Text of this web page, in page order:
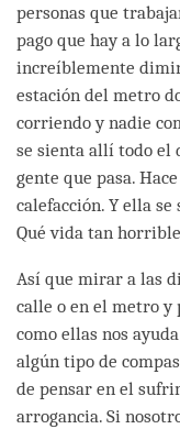
personas que
pago que hay a lo
increíblemente
estación del metro
corriendo y nadie
se sienta allí todo el
gente que pasa.
calefacción. Y ella
Qué vida tan
Así que mirar a las
calle o en el metro y
como ellas nos
algún tipo de
de pensar en el
arrogancia. Si